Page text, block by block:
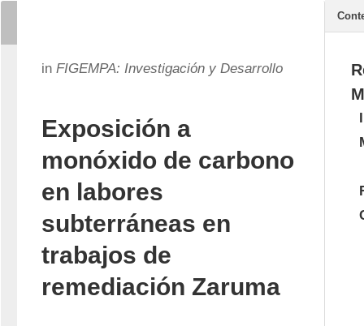
in FIGEMPA: Investigación y Desarrollo
Exposición a
monóxido de carbono
en labores
subterráneas en
trabajos de
remediación Zaruma